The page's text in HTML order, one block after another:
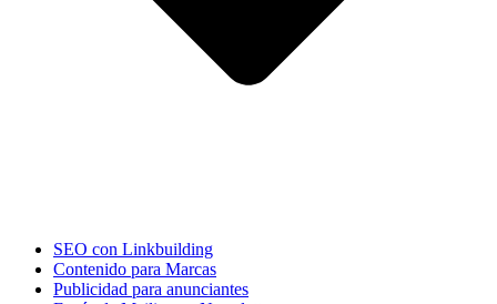
SEO con Linkbuilding
Contenido para Marcas
Publicidad para anunciantes